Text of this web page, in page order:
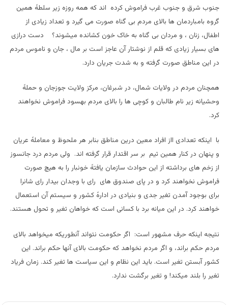
جنوب شرق و جنوب غرب فراموش کرده اند که همه روزه زیر سلطهً همین
گروه بامباردمان ها بالای مردم بی گناه صورت می گیرد و تعداد زیادی از
اطفال، زنان ، و مردان بی گناه به خاک خون کشانده میشوند؟ دست درازی
های بسیار زیادی که قلم از نوشتار آن عاجز است بر مال ، جان و ناموس مردم
در این مناطق صورت گرفته و به شدت جریان دارد.
همچنان مردم در ولایات شمال، در شبرغان، مرکز ولایت جوزجان و حملهً
وحشیانه زیر نام طالبان و کوچی ها را بالای مردم بهسود فراموش نخواهند
کرد.
با اینکه تعدادی ااز افراد معین درین مناطق بنابر هر ملحوظ و معاملهً عریان
و پنهان در کنار همین تیم بر سر اقتدار قرار گرفته اند. ولی مردم درد جانسوز
از زخم های برداشته از این حوادث سازمان یافتهً خونبار را به هیچ صورت
فراموش نخواهند کرد و در پای صندوق های رای با وجدان بیدار رای شانرا
برای بوجود آمدن تغیر جدی و بنیادی در ادارهً کشور و سیستم آن استعمال
خواهند کرد. در این میانه برد با کسانی است که خواهان تغیر و تحول هستند.
نتیجه اینکه حرف مشهور است: اگر حکومت نتواند آنطوریکه میخواهد بالای
مردم حکم براند، و اگر مردم نخواهد که حکومت بالای آنها حکم براند. این
کشور آبستن تغیر است. باید این نظام و این سیاست ها تغیر کند. زمان فریاد
تغیر را بلند میکند! و تغیر برگشت ندارد.